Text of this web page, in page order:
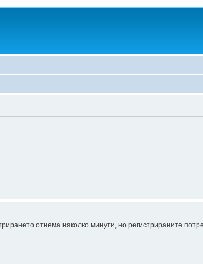
отнема няколко минути, но регистрираните